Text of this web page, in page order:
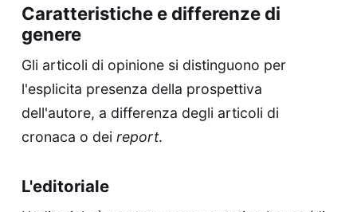
Caratteristiche e differenze di
genere
Gli articoli di opinione si distinguono per
l'esplicita presenza della prospettiva
dell'autore, a differenza degli articoli di
cronaca o dei report.
L'editoriale